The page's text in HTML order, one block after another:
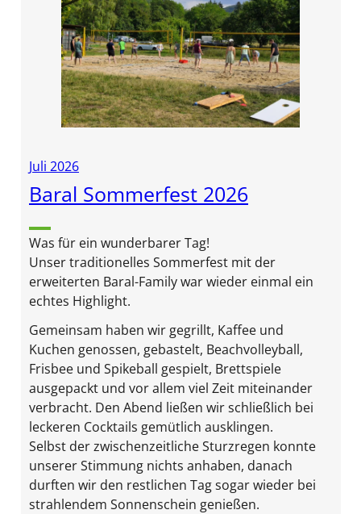
Juli 2026
Baral Sommerfest 2026
Was für ein wunderbarer Tag!
Unser traditionelles Sommerfest mit der
erweiterten Baral-Family war wieder einmal ein
echtes Highlight.
Gemeinsam haben wir gegrillt, Kaffee und
Kuchen genossen, gebastelt, Beachvolleyball,
Frisbee und Spikeball gespielt, Brettspiele
ausgepackt und vor allem viel Zeit miteinander
verbracht. Den Abend ließen wir schließlich bei
leckeren Cocktails gemütlich ausklingen.
Selbst der zwischenzeitliche Sturzregen konnte
unserer Stimmung nichts anhaben, danach
durften wir den restlichen Tag sogar wieder bei
strahlendem Sonnenschein genießen.